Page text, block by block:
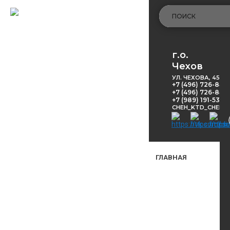
г.о.
Чехов
УЛ. ЧЕХОВА, 45
+7 (496) 726-
+7 (496) 726-
+7 (989) 191-53-
ГЛАВНАЯ